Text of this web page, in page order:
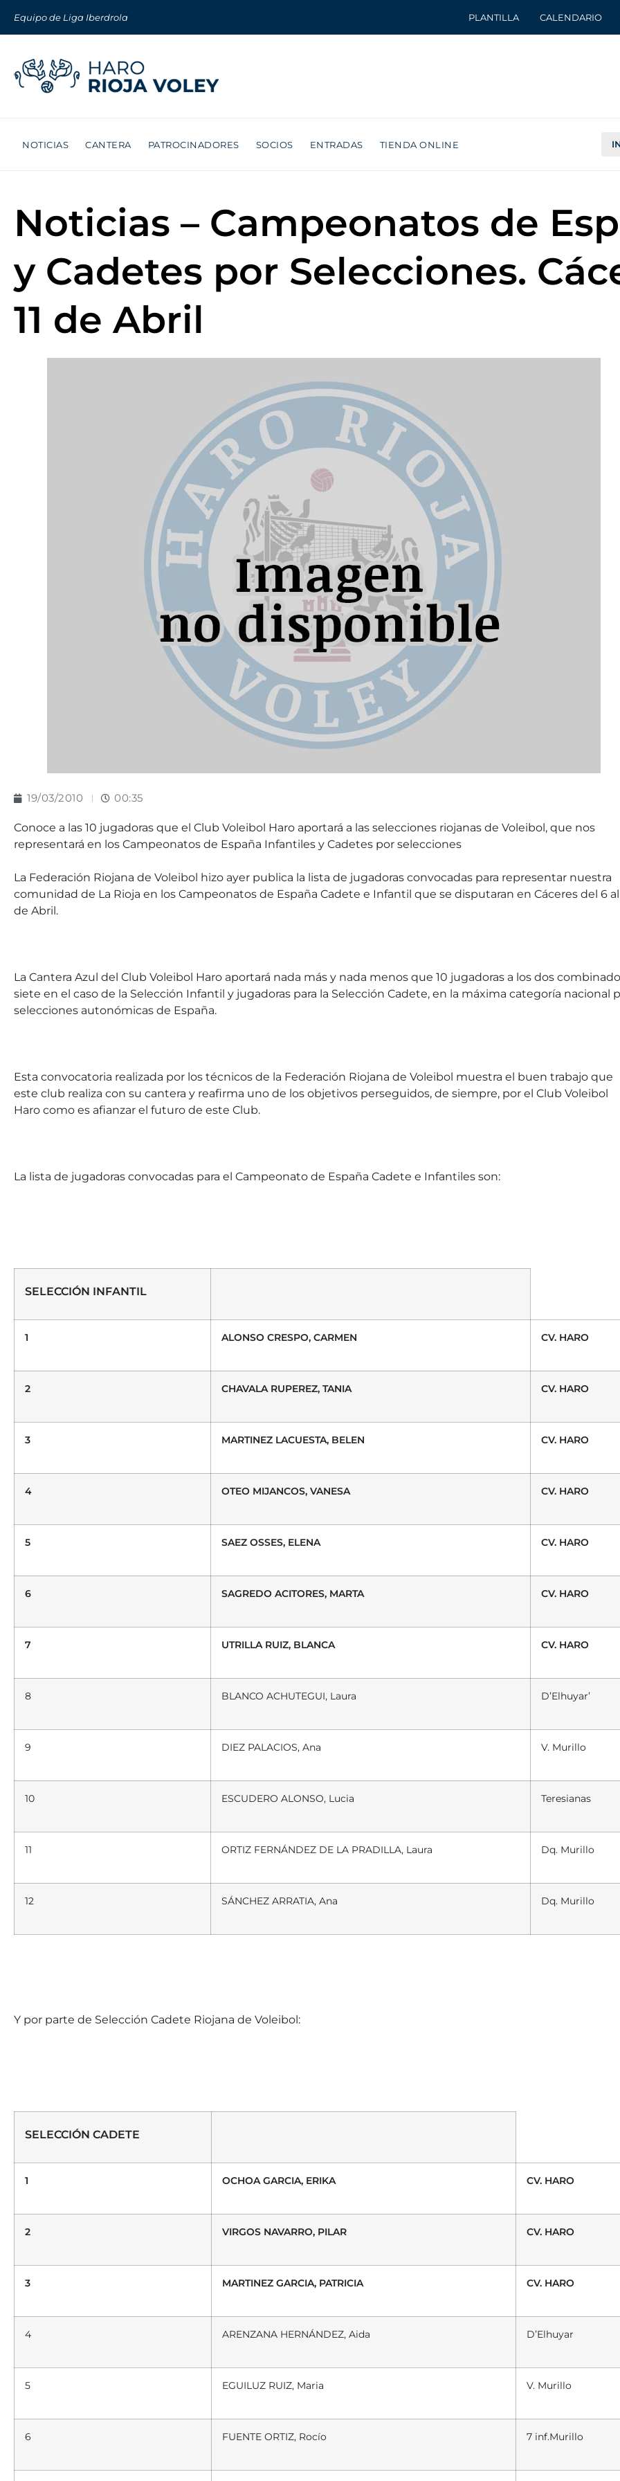
Equipo de Liga Iberdrola PLANTILLA CALENDARIO
NOTICIAS CANTERA PATROCINADORES SOCIOS ENTRADAS TIENDA ONLINE
Noticias – Campeonatos de
y Cadetes por Selecciones.
11 de Abril
19/03/2010 00:35
Conoce a las 10 jugadoras que el Club Voleibol Haro aportará a las selecciones riojanas de Voleibol, que nos
representará en los Campeonatos de España Infantiles y Cadetes por selecciones
La Federación Riojana de Voleibol hizo ayer publica la lista de jugadoras convocadas para representar nuestra
comunidad de La Rioja en los Campeonatos de España Cadete e Infantil que se disputaran en Cáceres del 6 al
de Abril.
La Cantera Azul del Club Voleibol Haro aportará nada más y nada menos que 10 jugadoras a los dos
siete en el caso de la Selección Infantil y jugadoras para la Selección Cadete, en la máxima categoría nacional
selecciones autonómicas de España.
Esta convocatoria realizada por los técnicos de la Federación Riojana de Voleibol muestra el buen trabajo que
este club realiza con su cantera y reafirma uno de los objetivos perseguidos, de siempre, por el Club Voleibol
Haro como es afianzar el futuro de este Club.
La lista de jugadoras convocadas para el Campeonato de España Cadete e Infantiles son:
SELECCIÓN INFANTIL
1 ALONSO CRESPO, CARMEN CV. HARO
2 CHAVALA RUPEREZ, TANIA CV. HARO
3 MARTINEZ LACUESTA, BELEN CV. HARO
4 OTEO MIJANCOS, VANESA CV. HARO
5 SAEZ OSSES, ELENA CV. HARO
6 SAGREDO ACITORES, MARTA CV. HARO
7 UTRILLA RUIZ, BLANCA CV. HARO
8 BLANCO ACHUTEGUI, Laura D’Elhuyar’
9 DIEZ PALACIOS, Ana V. Murillo
10 ESCUDERO ALONSO, Lucia Teresianas
11 ORTIZ FERNÁNDEZ DE LA PRADILLA, Laura Dq. Murillo
12 SÁNCHEZ ARRATIA, Ana Dq. Murillo
Y por parte de Selección Cadete Riojana de Voleibol:
SELECCIÓN CADETE
1 OCHOA GARCIA, ERIKA CV. HARO
2 VIRGOS NAVARRO, PILAR CV. HARO
3 MARTINEZ GARCIA, PATRICIA CV. HARO
4 ARENZANA HERNÁNDEZ, Aida D’Elhuyar
5 EGUILUZ RUIZ, Maria V. Murillo
6 FUENTE ORTIZ, Rocío 7 inf.Murillo